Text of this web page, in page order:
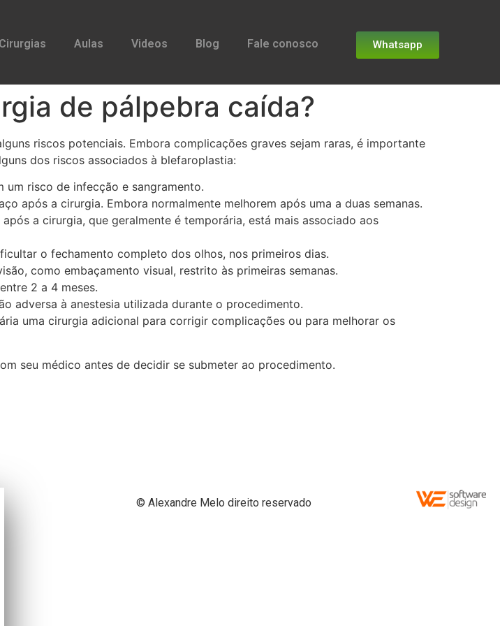
Cirurgias Aulas Videos Blog Fale conosco Whatsapp
de pálpebra caída?
riscos potenciais. Embora complicações graves sejam raras, é importante
dos riscos associados à blefaroplastia:
um risco de infecção e sangramento.
após a cirurgia. Embora normalmente melhorem após uma a duas semanas.
a cirurgia, que geralmente é temporária, está mais associado aos
o fechamento completo dos olhos, nos primeiros dias.
como embaçamento visual, restrito às primeiras semanas.
2 a 4 meses.
adversa à anestesia utilizada durante o procedimento.
uma cirurgia adicional para corrigir complicações ou para melhorar os
seu médico antes de decidir se submeter ao procedimento.
© Alexandre Melo direito reservado